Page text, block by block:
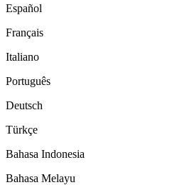
Español
Français
Italiano
Português
Deutsch
Türkçe
Bahasa Indonesia
Bahasa Melayu